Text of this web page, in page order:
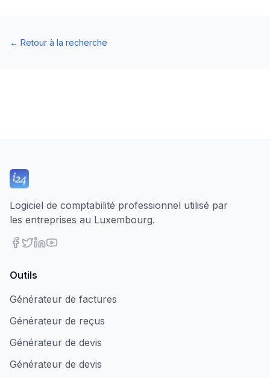
← Retour à la recherche
Logiciel de comptabilité professionnel utilisé par
les entreprises au Luxembourg.
Outils
Générateur de factures
Générateur de reçus
Générateur de devis
Générateur de devis